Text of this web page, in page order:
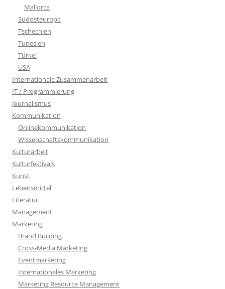
Mallorca
Südosteuropa
Tschechien
Tunesien
Türkei
USA
Internationale Zusammenarbeit
IT / Programmierung
Journalismus
Kommunikation
Onlinekommunikation
Wissenschaftskommunikation
Kulturarbeit
Kulturfestivals
Kunst
Lebensmittel
Literatur
Management
Marketing
Brand Building
Cross-Media Marketing
Eventmarketing
Internationales Marketing
Marketing Resource Management